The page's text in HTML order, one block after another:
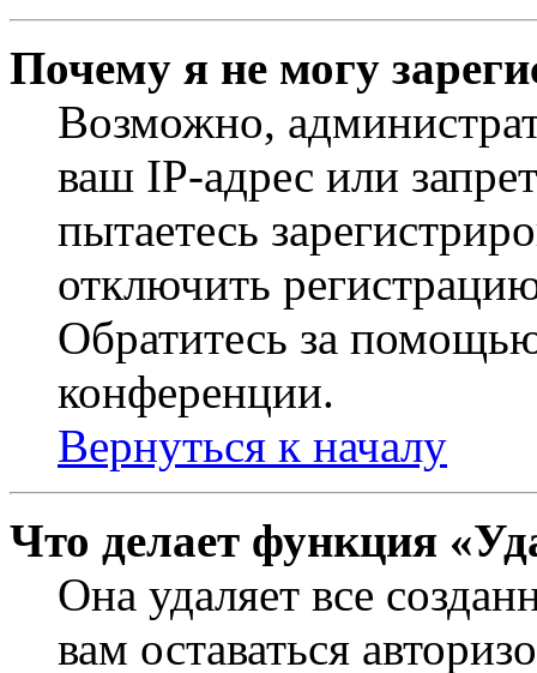
Почему я не могу
Возможно,
ваш IP-адрес или
пытаетесь
отключить
Обратитесь за
конференции.
Вернуться к началу
Что делает функция
Она удаляет все
вам оставаться